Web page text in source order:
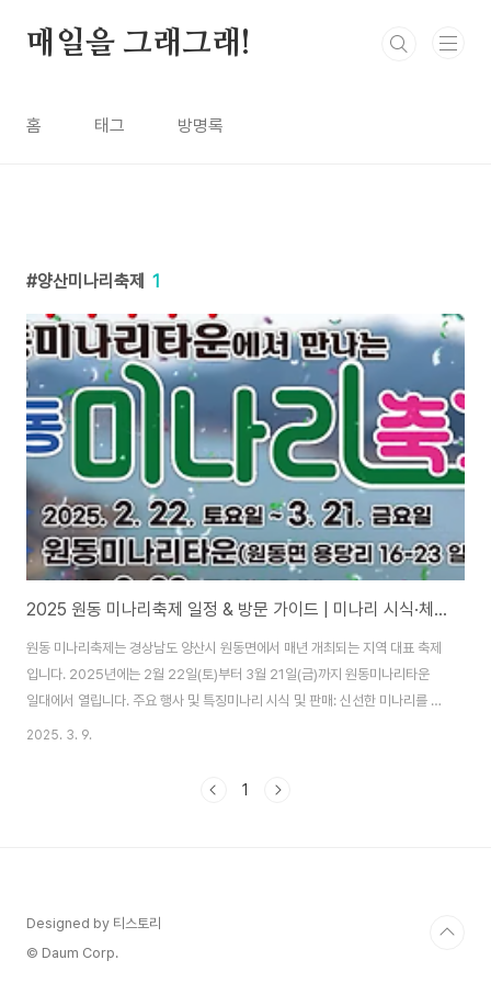
매일을 그래그래!
홈 태그 방명록
양산미나리축제 1
2025 원동 미나리축제 일정 & 방문 가이드 | 미나리 시식·체험 행사 총정리!
원동 미나리축제는 경상남도 양산시 원동면에서 매년 개최되는 지역 대표 축제
입니다. 2025년에는 2월 22일(토)부터 3월 21일(금)까지 원동미나리타운
일대에서 열립니다. 주요 행사 및 특징미나리 시식 및 판매: 신선한 미나리를 현
장에서 구매하고, 미나리와 삼겹살을 함께 즐길 수 있는 식사 공간이 마련됩니
품을 구매할 수 있습니다.문화 공연 및 체험 프로그램: 축제 기간 동안 다양한
2025. 3. 9.
1
Designed by 티스토리
© Daum Corp.